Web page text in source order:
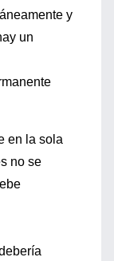
y
un
en la sola
no se